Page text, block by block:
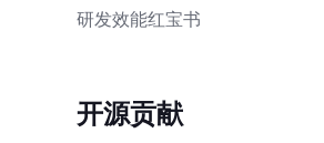
研发效能红宝书
开源贡献